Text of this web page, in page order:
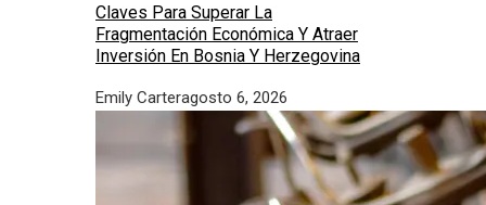
Claves Para Superar La
Fragmentación Económica Y Atraer
Inversión En Bosnia Y Herzegovina
Emily Carteragosto 6, 2026